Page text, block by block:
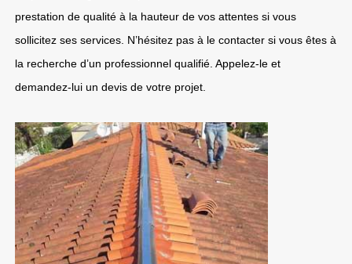
prestation de qualité à la hauteur de vos attentes si vous
sollicitez ses services. N’hésitez pas à le contacter si vous êtes à
la recherche d’un professionnel qualifié. Appelez-le et
demandez-lui un devis de votre projet.